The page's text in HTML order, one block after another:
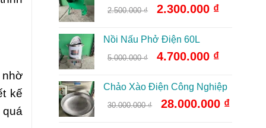
nhờ
kế
quá
3.500.000
2.500.000₫
Giá
2.500.000 ₫.
2.300.000 ₫Giá
2.300.000
Nồi Nấu Phở Điện 60L
5.000.000₫
Giá
5.000.000 ₫.
4.700.000 ₫Giá
là:
4.700.000
Chảo Xào Điện Công Nghiệp
30.000.000₫
Giá
28.000.000 ₫Giá